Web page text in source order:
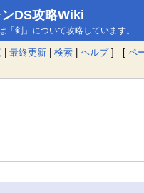
DS攻略Wiki
「剣」について攻略しています。
| 最終更新 | 検索 | ヘルプ] [ ペ